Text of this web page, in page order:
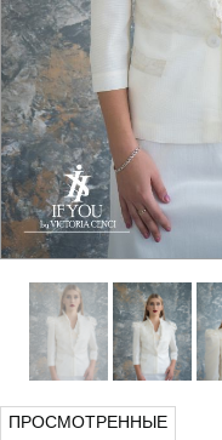
ПРОСМОТРЕННЫЕ